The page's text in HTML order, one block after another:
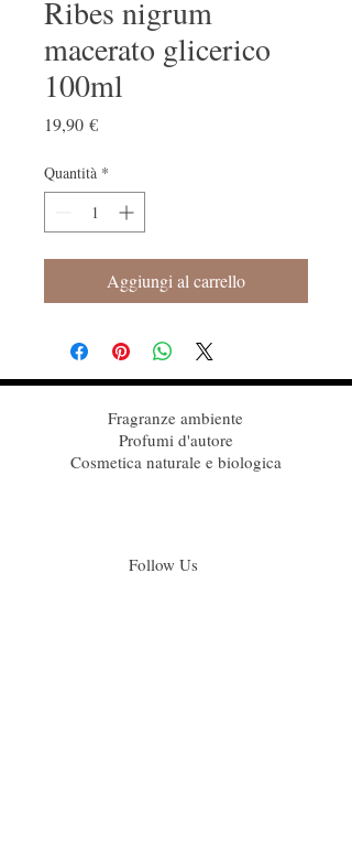
Ribes nigrum
macerato glicerico
100ml
19,90 €Prezzo
Quantità *
Aggiungi al carrello
Fragranze ambiente
Profumi d'autore
Cosmetica naturale e biologica
Follow Us